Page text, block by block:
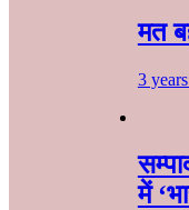
मत
3
में